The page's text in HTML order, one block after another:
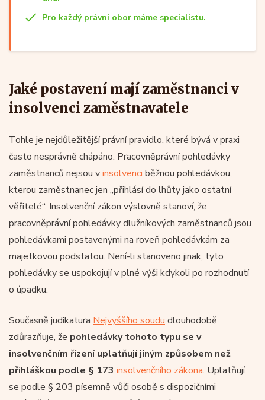
Pro každý právní obor máme specialistu.
Jaké postavení mají zaměstnanci v
insolvenci zaměstnavatele
Tohle je nejdůležitější právní pravidlo, které bývá v praxi
často nesprávně chápáno. Pracovněprávní pohledávky
zaměstnanců nejsou vinsolvenci běžnou pohledávkou,
kterou zaměstnanec jen „přihlásí do lhůty jako ostatní
věřitelé“. Insolvenční zákon výslovně stanoví, že
pracovněprávní pohledávky dlužníkových zaměstnanců jsou
pohledávkami postavenými na roveň pohledávkám za
majetkovou podstatou. Není-li stanoveno jinak, tyto
pohledávky se uspokojují v plné výši kdykoli po rozhodnutí
o úpadku.
Současně judikatura Nejvyššího soudu dlouhodobě
zdůrazňuje, že pohledávky tohoto typu se v
insolvenčním řízení uplatňují jiným způsobem než
přihláškou podle § 173 insolvenčního zákona. Uplatňují
se podle § 203 písemně vůči osobě s dispozičními